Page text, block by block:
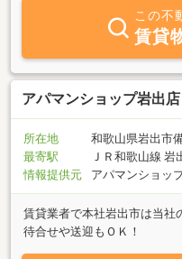
この不
賃貸
アパマンショップ岩出
所在地
和歌山県岩出市
最寄駅
ＪＲ和歌山線 岩
情報提供元
アパマンショッ
賃貸業者で本社岩出市は当
待合せや送迎もＯＫ！